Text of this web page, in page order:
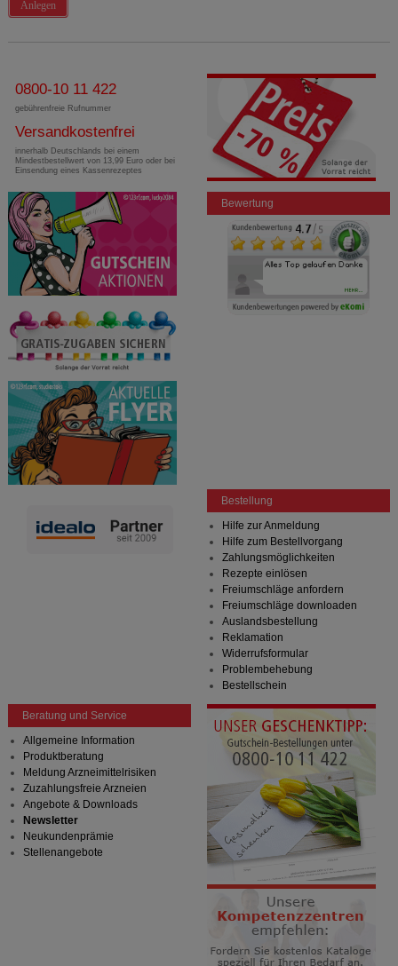
Anlegen
0800-10 11 422
gebührenfreie Rufnummer
Versandkostenfrei
innerhalb Deutschlands bei einem
Mindestbestellwert von 13,99 Euro oder bei
Einsendung eines Kassenrezeptes
Bewertung
Bestellung
Hilfe zur Anmeldung
Hilfe zum Bestellvorgang
Zahlungsmöglichkeiten
Rezepte einlösen
Freiumschläge anfordern
Freiumschläge downloaden
Auslandsbestellung
Reklamation
Widerrufsformular
Problembehebung
Bestellschein
Beratung und Service
Allgemeine Information
Produktberatung
Meldung Arzneimittelrisiken
Zuzahlungsfreie Arzneien
Angebote & Downloads
Newsletter
Neukundenprämie
Stellenangebote